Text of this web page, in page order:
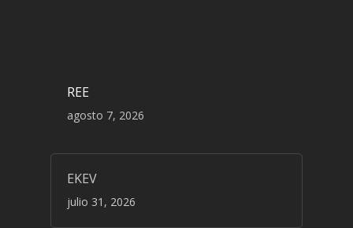
REE
agosto 7, 2026
EKEV
julio 31, 2026